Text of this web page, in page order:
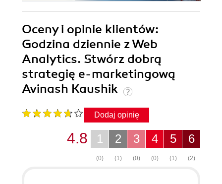
Oceny i opinie klientów:
Godzina dziennie z Web
Analytics. Stwórz dobrą
strategię e-marketingową
Avinash Kaushik
Dodaj opinię
6
(2)
5
(1)
4
(0)
3
(0)
2
(1)
1
(0)
4.8